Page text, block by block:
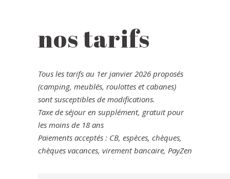
nos tarifs
Tous les tarifs au 1er janvier 2026 proposés
(camping, meublés, roulottes et cabanes)
sont susceptibles de modifications.
Taxe de séjour en supplément, gratuit pour
les moins de 18 ans
Paiements acceptés : CB, espèces, chèques,
chèques vacances, virement bancaire, PayZen